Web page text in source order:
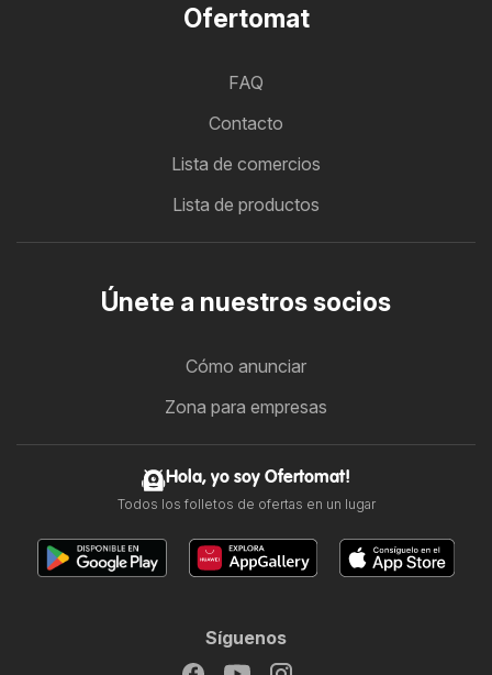
Ofertomat
FAQ
Contacto
Lista de comercios
Lista de productos
Únete a nuestros socios
Cómo anunciar
Zona para empresas
Hola, yo soy Ofertomat!
Todos los folletos de ofertas en un lugar
Síguenos